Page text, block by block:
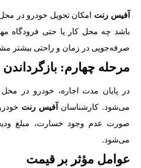
آفیس رنت امکان تحویل خودرو در
باشد چه محل کار یا حتی فرودگاه
صرفه‌جویی در زمان و راحتی بیشتر
مرحله چهارم:
در پایان مدت اجاره، خودرو در محل
می‌شود. کارشناسان
آفیس رنت
صورت عدم وجود خسارت، مبلغ ودیعه
می‌شود.
عوامل مؤثر بر قیمت